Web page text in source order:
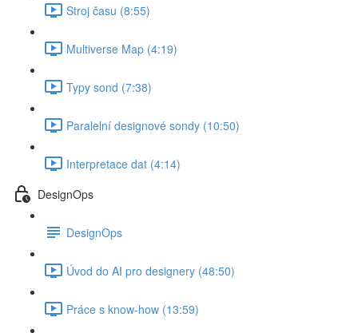
Stroj času (8:55)
Multiverse Map (4:19)
Typy sond (7:38)
Paralelní designové sondy (10:50)
Interpretace dat (4:14)
DesignOps
DesignOps
Úvod do AI pro designery (48:50)
Práce s know-how (13:59)